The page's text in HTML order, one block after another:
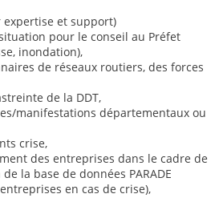
expertise et support)
pour le conseil au Préfet
inondation),
de réseaux routiers, des forces
de la DDT,
manifestations départementaux ou
crise,
des entreprises dans le cadre de
la base de données PARADE
en cas de crise),